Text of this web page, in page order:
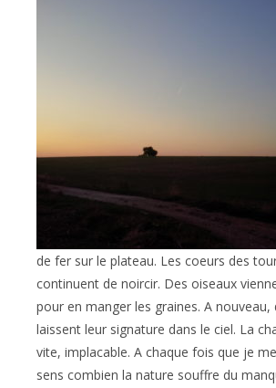
de fer sur le plateau. Les coeurs des
continuent de noircir. Des oiseaux
pour en manger les graines. A nouveau,
laissent leur signature dans le ciel. La
vite, implacable. A chaque fois que je
sens combien la nature souffre du